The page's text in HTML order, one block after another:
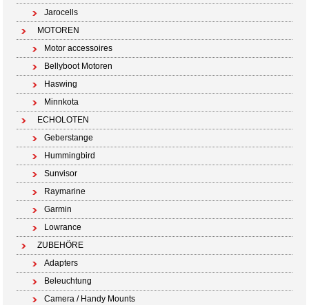
Jarocells
MOTOREN
Motor accessoires
Bellyboot Motoren
Haswing
Minnkota
ECHOLOTEN
Geberstange
Hummingbird
Sunvisor
Raymarine
Garmin
Lowrance
ZUBEHÖRE
Adapters
Beleuchtung
Camera / Handy Mounts